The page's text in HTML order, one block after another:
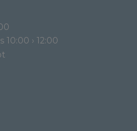
10:00 › 12:00